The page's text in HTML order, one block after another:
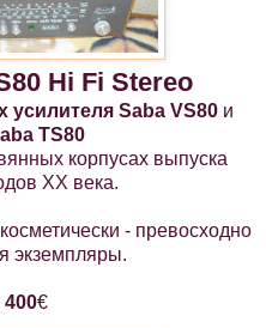
Hi Fi Stereo
усилителя Saba VS80 и
TS80
корпусах выпуска
ХХ века.
- превосходно
экземпляры.
400€